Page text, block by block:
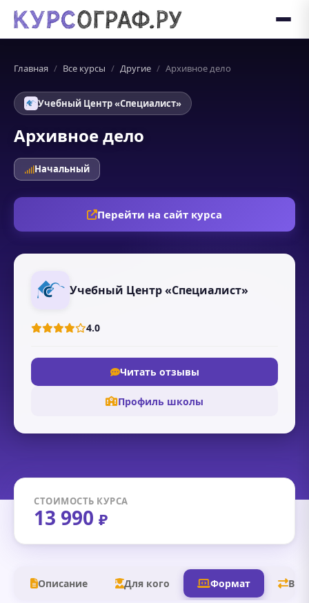
Главная Все курсы Другие Архивное дело
Учебный Центр «Специалист»
Архивное дело
Начальный
Перейти на сайт курса
Учебный Центр «Специалист»
4.0
Читать отзывы
Профиль школы
СТОИМОСТЬ КУРСА
13 990 ₽
Описание Для кого Формат В